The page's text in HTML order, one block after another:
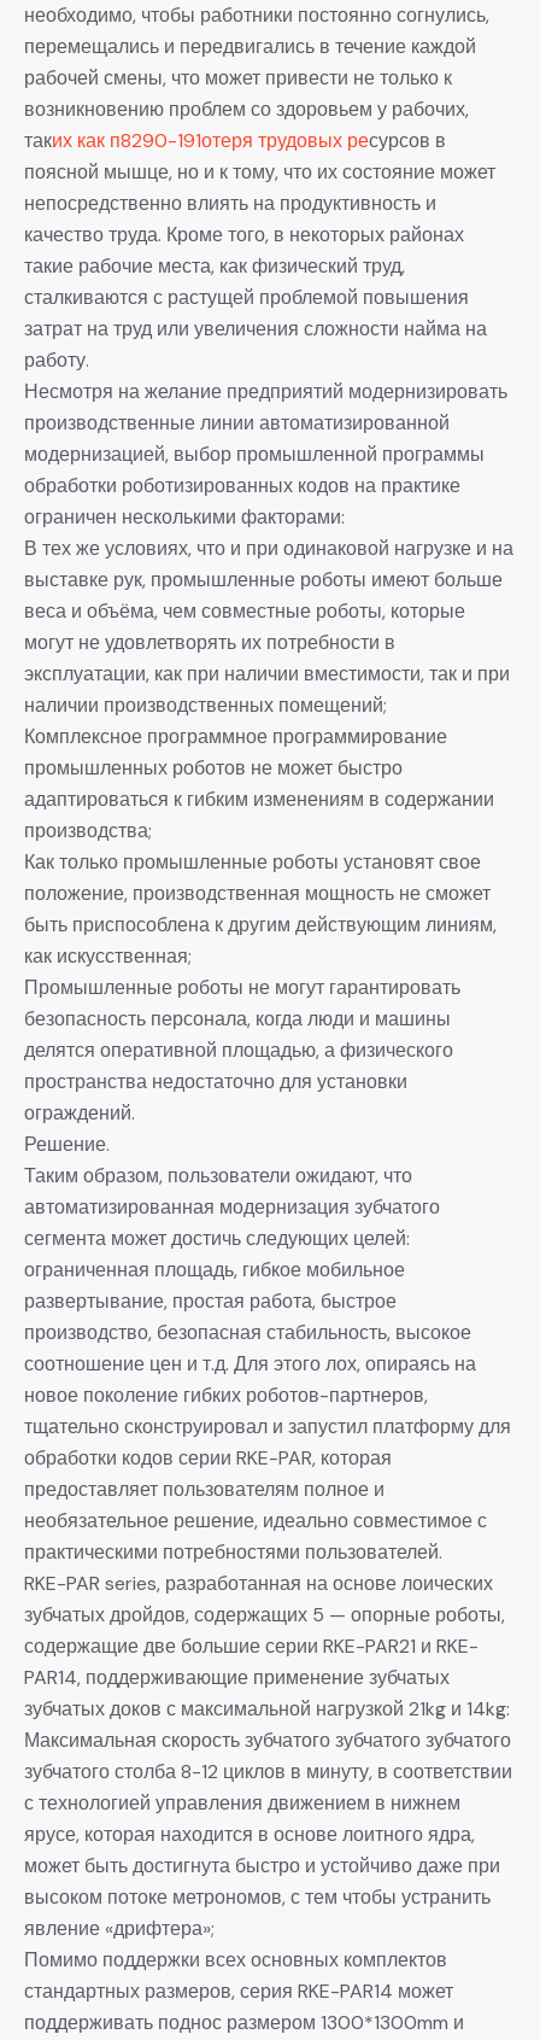
необходимо, чтобы работники постоянно согнулись,
перемещались и передвигались в течение каждой
рабочей смены, что может привести не только к
возникновению проблем со здоровьем у рабочих,
таких как п8290-191отеря трудовых ресурсов в
поясной мышце, но и к тому, что их состояние может
непосредственно влиять на продуктивность и
качество труда. Кроме того, в некоторых районах
такие рабочие места, как физический труд,
сталкиваются с растущей проблемой повышения
затрат на труд или увеличения сложности найма на
работу.
Несмотря на желание предприятий модернизировать
производственные линии автоматизированной
модернизацией, выбор промышленной программы
обработки роботизированных кодов на практике
ограничен несколькими факторами:
В тех же условиях, что и при одинаковой нагрузке и на
выставке рук, промышленные роботы имеют больше
веса и объёма, чем совместные роботы, которые
могут не удовлетворять их потребности в
эксплуатации, как при наличии вместимости, так и при
наличии производственных помещений;
Комплексное программное программирование
промышленных роботов не может быстро
адаптироваться к гибким изменениям в содержании
производства;
Как только промышленные роботы установят свое
положение, производственная мощность не сможет
быть приспособлена к другим действующим линиям,
как искусственная;
Промышленные роботы не могут гарантировать
безопасность персонала, когда люди и машины
делятся оперативной площадью, а физического
пространства недостаточно для установки
ограждений.
Решение.
Таким образом, пользователи ожидают, что
автоматизированная модернизация зубчатого
сегмента может достичь следующих целей:
ограниченная площадь, гибкое мобильное
развертывание, простая работа, быстрое
производство, безопасная стабильность, высокое
соотношение цен и т.д. Для этого лох, опираясь на
новое поколение гибких роботов-партнеров,
тщательно сконструировал и запустил платформу для
обработки кодов серии RKE-PAR, которая
предоставляет пользователям полное и
необязательное решение, идеально совместимое с
практическими потребностями пользователей.
RKE-PAR series, разработанная на основе лоических
зубчатых дройдов, содержащих 5 — опорные роботы,
содержащие две большие серии RKE-PAR21 и RKE-
PAR14, поддерживающие применение зубчатых
зубчатых доков с максимальной нагрузкой 21kg и 14kg:
Максимальная скорость зубчатого зубчатого зубчатого
зубчатого столба 8-12 циклов в минуту, в соответствии
с технологией управления движением в нижнем
ярусе, которая находится в основе лоитного ядра,
может быть достигнута быстро и устойчиво даже при
высоком потоке метрономов, с тем чтобы устранить
явление «дрифтера»;
Помимо поддержки всех основных комплектов
стандартных размеров, серия RKE-PAR14 может
поддерживать поднос размером 1300*1300mm и